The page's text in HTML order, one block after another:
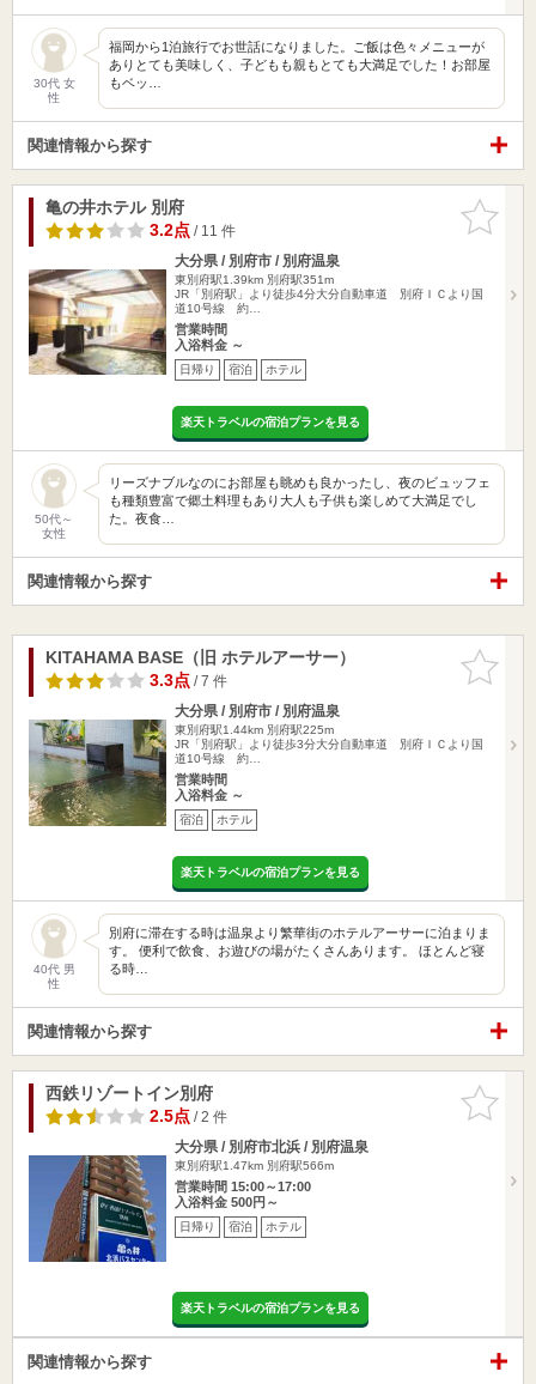
30代 女
性
福岡から1泊旅行でお世話になりました。ご飯は色々メニューが
ありとても美味しく、子どもも親もとても大満足でした！お部屋
もベッ…
関連情報から探す
お気に入
りに追加
亀の井ホテル 別府
3.2点/ 11 件
大分県 / 別府市 / 別府温泉
東別府駅1.39km 別府駅351m
JR「別府駅」より徒歩4分大分自動車道 別府ＩＣより国
道10号線 約…
営業時間
入浴料金 ～
日帰り 宿泊 ホテル
楽天トラベルの宿泊プランを見る
50代～
女性
リーズナブルなのにお部屋も眺めも良かったし、夜のビュッフェ
も種類豊富で郷土料理もあり大人も子供も楽しめて大満足でし
た。夜食…
関連情報から探す
お気に入
りに追加
KITAHAMA BASE（旧 ホテルアーサー）
3.3点/ 7 件
大分県 / 別府市 / 別府温泉
東別府駅1.44km 別府駅225m
JR「別府駅」より徒歩3分大分自動車道 別府ＩＣより国
道10号線 約…
営業時間
入浴料金 ～
宿泊 ホテル
楽天トラベルの宿泊プランを見る
40代 男
性
別府に滞在する時は温泉より繁華街のホテルアーサーに泊まりま
す。 便利で飲食、お遊びの場がたくさんあります。 ほとんど寝
る時…
関連情報から探す
お気に入
りに追加
西鉄リゾートイン別府
2.5点/ 2 件
大分県 / 別府市北浜 / 別府温泉
東別府駅1.47km 別府駅566m
営業時間 15:00～17:00
入浴料金 500円～
日帰り 宿泊 ホテル
楽天トラベルの宿泊プランを見る
関連情報から探す